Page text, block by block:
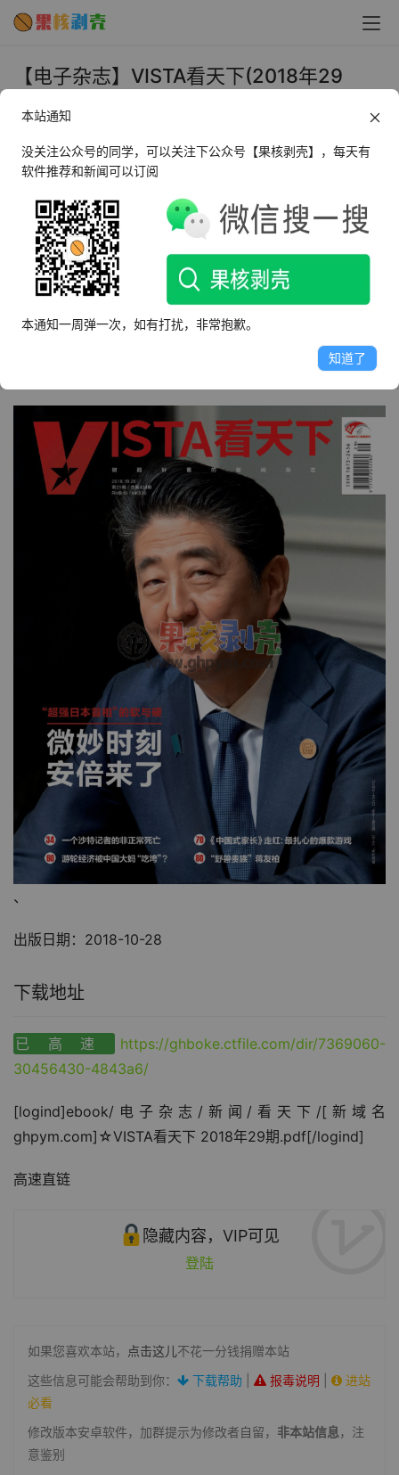
【电子杂志】VISTA看天下(2018年29
2018年10月29日 下午10:22 • 电子书
《Vista看天下》是一份国内综合性新闻故事类高端文摘读
本，是国内目前唯一开设四个分印点的新闻类期刊杂志，也
是全球华文媒体BPA认证市场发行量最大的新闻期刊（含
港、澳、台地区），在主流人群中具有广泛影响力，“新闻
故事中的F1”，杂志以“说新闻，讲故事”为特色，创造了中国
媒体的“看天下模式”。
果核剥壳提供最新原版PDF下载，请勿用于商业用途。
、
出版日期：2018-10-28
下载地址
已高速
https://ghboke.ctfile.com/dir/7369060-
30456430-4843a6/
[logind]ebook/电子杂志/新闻/看天下/[新域名
ghpym.com]☆VISTA看天下 2018年29期.pdf[/logind]
高速直链
隐藏内容，VIP可见
登陆
如果您喜欢本站， 点击这儿不花一分钱捐赠本站
这些信息可能会帮助到你：
下载帮助 报毒说明
进站
必看
修改版本安卓软件，加群提示为修改者自留， 非本站信息，注
意鉴别
本站通知
没关注公众号的同学，可以关注下公众号【果核剥壳】，每天有
软件推荐和新闻可以订阅
本通知一周弹一次，如有打扰，非常抱歉。
知道了